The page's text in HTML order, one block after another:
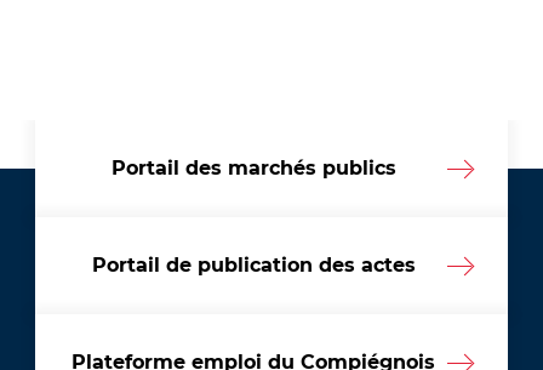
Portail des marchés publics
Portail de publication des actes
Plateforme emploi du Compiégnois